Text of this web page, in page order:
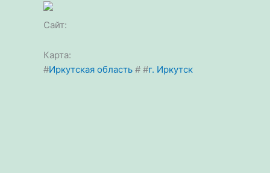
Сайт:
Карта:
#Иркутская область # #г. Иркутск